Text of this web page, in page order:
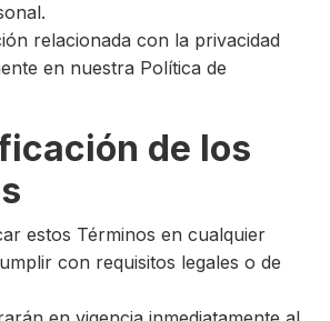
relacionada con la privacidad
en nuestra Política de
de los
estos Términos en cualquier
con requisitos legales o de